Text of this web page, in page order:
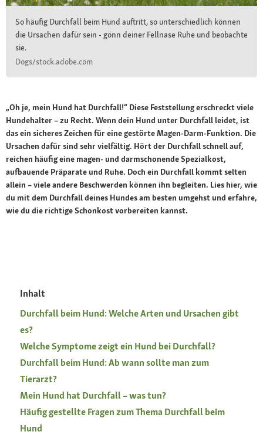
So häufig Durchfall beim Hund auftritt, so unterschiedlich können
die Ursachen dafür sein - gönn deiner Fellnase Ruhe und beobachte
sie.
Dogs/stock.adobe.com
„Oh je, mein Hund hat Durchfall!“ Diese Feststellung erschreckt viele
Hundehalter – zu Recht. Wenn dein Hund unter Durchfall leidet, ist
das ein sicheres Zeichen für eine gestörte Magen-Darm-Funktion. Die
Ursachen dafür sind sehr vielfältig. Hört der Durchfall schnell auf,
reichen häufig eine magen- und darmschonende Spezialkost,
aufbauende Präparate und Ruhe. Doch ein Durchfall kommt selten
allein – viele andere Beschwerden können ihn begleiten. Lies hier, wie
du mit dem Durchfall deines Hundes am besten umgehst und erfahre,
wie du die richtige Schonkost vorbereiten kannst.
Inhalt
Durchfall beim Hund: Welche Arten und Ursachen gibt
es?
Welche Symptome zeigt ein Hund bei Durchfall?
Durchfall beim Hund: Ab wann sollte man zum
Tierarzt?
Mein Hund hat Durchfall – was tun?
Häufig gestellte Fragen zum Thema Durchfall beim
Hund